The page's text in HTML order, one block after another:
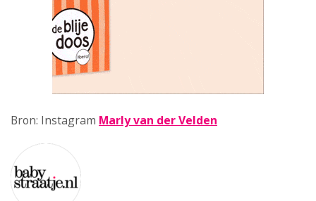
Bron: Instagram Marly van der Velden